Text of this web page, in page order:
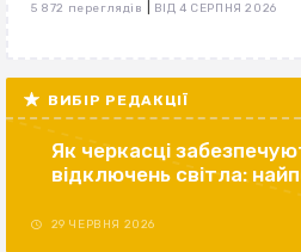
5 872 переглядів ВІД 4 СЕРПНЯ 2026
ВИБІР РЕДАКЦІЇ
Як черкасці
відключень світла:
29 ЧЕРВНЯ 2026